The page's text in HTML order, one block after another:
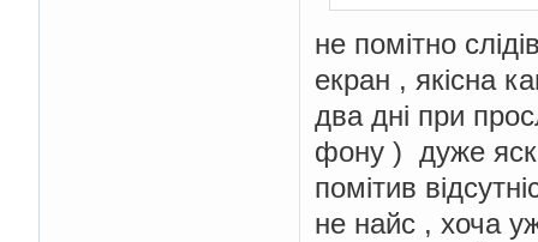
не помітно
екран , якісна
два дні при
фону ) дуже
помітив
не найс , хоча